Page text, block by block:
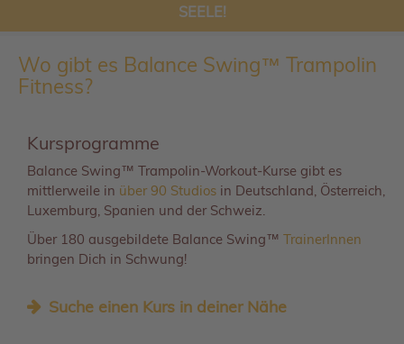
SEELE!
Wo gibt es Balance Swing™ Trampolin
Fitness?
Kursprogramme
Balance Swing™ Trampolin-Workout-Kurse gibt es
mittlerweile in über 90 Studios in Deutschland, Österreich,
Luxemburg, Spanien und der Schweiz.
Über 180 ausgebildete Balance Swing™ TrainerInnen
bringen Dich in Schwung!
Suche einen Kurs in deiner Nähe